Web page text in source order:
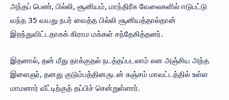
அந்தப் பெண், பில்லி, சூனியம், மாந்திரீக வேலைகளில் ஈடுபட்டு
வந்த 35 வயது நபர் வைத்த பில்லி சூனியத்தால்தான்
இறந்துவிட்டதாகக் கிராம மக்கள் சந்தேகித்தனர்.
இதனால், தன் மீது தாக்குதல் நடத்தப்படலாம் என அஞ்சிய அந்த
இளைஞர், தனது குடும்பத்தினருடன் கஞ்சம் மாவட்டத்தில் உள்ள
மாமனார் வீட்டிற்குத் தப்பிச் சென்றுள்ளார்.